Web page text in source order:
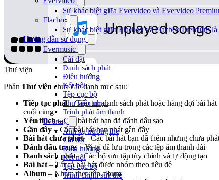
Sự khác biệt giữa Evervideo và Evervideo
Flacbox
Sự khác biệt giữa Flacbox và Flacbox Premium là
Hướng dẫn sử dụng
Evermusic
Cài đặt
Danh sách phát
Điều hướng
Kết nối
Tệp cục bộ
Thư viện nhạc
Trình phát âm thanh
Evertag
Ánh xạ trường thẻ
Cài đặt
Điều hướng
Kết nối
Tệp cục bộ
Trình chỉnh sửa thẻ
Thư viện
Phần Thư viện chứa các danh mục sau:
Tiếp tục phát– Tiếp tục danh sách phát hoặc hàng đợi bài hát
cuối cùng
Yêu thích– Các bài hát bạn đã đánh dấu sao
Gần đây – Các bài hát bạn phát gần đây
Bài hát chưa phát– Các bài hát bạn đã thêm nhưng chưa phát
Đánh dấu trang– Vị trí đã lưu trong các tệp âm thanh dài
Danh sách phát– Các bộ sưu tập tùy chỉnh và tự động tạo
Bài hát– Tất cả bài hát được nhóm theo tiêu đề
Album – Nhóm theo tên album